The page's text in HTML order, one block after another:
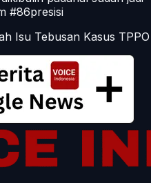
#86presisi
Isu Tebusan Kasus TPPO